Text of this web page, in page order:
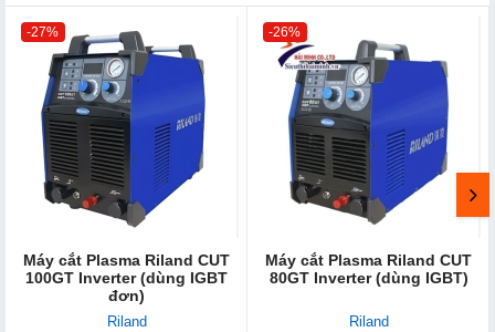
-27%
Máy cắt Plasma Riland CUT
100GT Inverter (dùng IGBT
đơn)
Riland
-26%
Máy cắt Plasma Riland CUT
80GT Inverter (dùng IGBT)
Riland